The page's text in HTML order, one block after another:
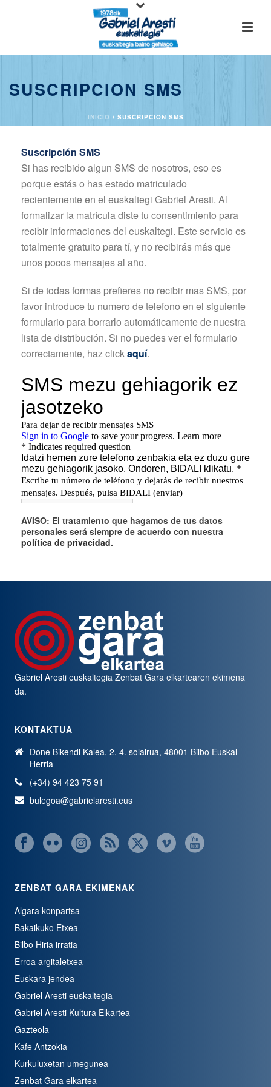
SUSCRIPCION SMS
INICIO / SUSCRIPCION SMS
Suscripción SMS
Si has recibido algun SMS de nosotros, eso es
porque estás o has estado matriculado
recientemente en el euskaltegi Gabriel Aresti. Al
formalizar la matrícula diste tu consentimiento para
recibir informaciones del euskaltegi. Este servicio es
totalmente gratuito para tí, y no recibirás más que
unos pocos mensajes al año.
Si de todas formas prefieres no recibir mas SMS, por
favor introduce tu numero de telefono en el siguiente
formulario para borrarlo automáticamente de nuestra
lista de distribución. Si no puedes ver el formulario
correctamente, haz clickaquí.
AVISO: El tratamiento que hagamos de tus datos
personales será siempre de acuerdo con nuestra
política de privacidad.
Gabriel Aresti euskaltegiaZenbat Gara elkartearen ekimena
da.
KONTAKTUA
Done Bikendi Kalea, 2, 4. solairua, 48001 Bilbo Euskal
Herria
(+34) 94 423 75 91
bulegoa@gabrielaresti.eus
ZENBAT GARA EKIMENAK
Algara konpartsa
Bakaikuko Etxea
Bilbo Hiria irratia
Erroa argitaletxea
Euskara jendea
Gabriel Aresti euskaltegia
Gabriel Aresti Kultura Elkartea
Gazteola
Kafe Antzokia
Kurkuluxetan umegunea
Zenbat Gara elkartea